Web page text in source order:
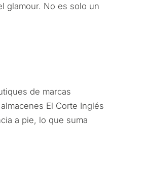
glamour. No es solo un
de marcas
El Corte Inglés
a pie, lo que suma